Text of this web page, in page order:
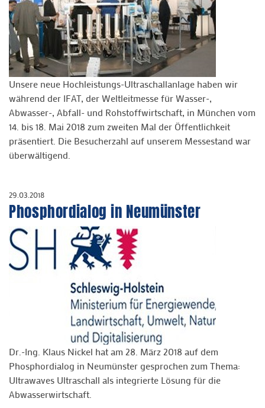
Unsere neue Hochleistungs-Ultraschallanlage haben wir
während der IFAT, der Weltleitmesse für Wasser-,
Abwasser-, Abfall- und Rohstoffwirtschaft, in München vom
14. bis 18. Mai 2018 zum zweiten Mal der Öffentlichkeit
präsentiert. Die Besucherzahl auf unserem Messestand war
überwältigend.
29.03.2018
Phosphordialog in Neumünster
Dr.-Ing. Klaus Nickel hat am 28. März 2018 auf dem
Phosphordialog in Neumünster gesprochen zum Thema:
Ultrawaves Ultraschall als integrierte Lösung für die
Abwasserwirtschaft.